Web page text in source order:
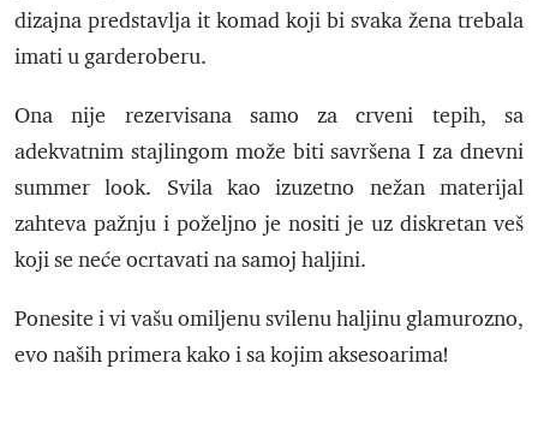
dizajna predstavlja it komad koji bi svaka žena trebala
imati u garderoberu.
Ona nije rezervisana samo za crveni tepih, sa
adekvatnim stajlingom može biti savršena I za dnevni
summer look. Svila kao izuzetno nežan materijal
zahteva pažnju i poželjno je nositi je uz diskretan veš
koji se neće ocrtavati na samoj haljini.
Ponesite i vi vašu omiljenu svilenu haljinu glamurozno,
evo naših primera kako i sa kojim aksesoarima!